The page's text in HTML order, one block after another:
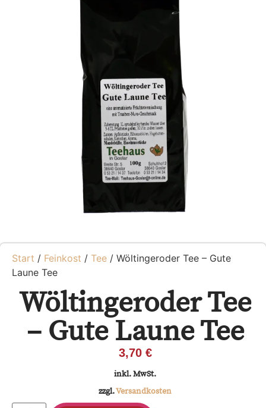
Start / Feinkost / Tee / Wöltingeroder Tee – Gute
Laune Tee
Wöltingeroder Tee
– Gute Laune Tee
3,70 €
inkl. MwSt.
zzgl.Versandkosten